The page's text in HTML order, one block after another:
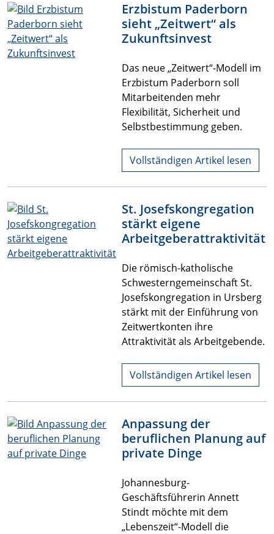
Erzbistum Paderborn
sieht „Zeitwert“ als
Zukunftsinvest
Das neue „Zeitwert“-Modell im
Erzbistum Paderborn soll
Mitarbeitenden mehr
Flexibilität, Sicherheit und
Selbstbestimmung geben.
Vollständigen Artikel lesen
St. Josefskongregation
stärkt eigene
Arbeitgeberattraktivität
Die römisch-katholische
Schwesterngemeinschaft St.
Josefskongregation in Ursberg
stärkt mit der Einführung von
Zeitwertkonten ihre
Attraktivität als Arbeitgebende.
Vollständigen Artikel lesen
Anpassung der
beruflichen Planung auf
private Dinge
Johannesburg-
Geschäftsführerin Annett
Stindt möchte mit dem
„Lebenszeit“-Modell die